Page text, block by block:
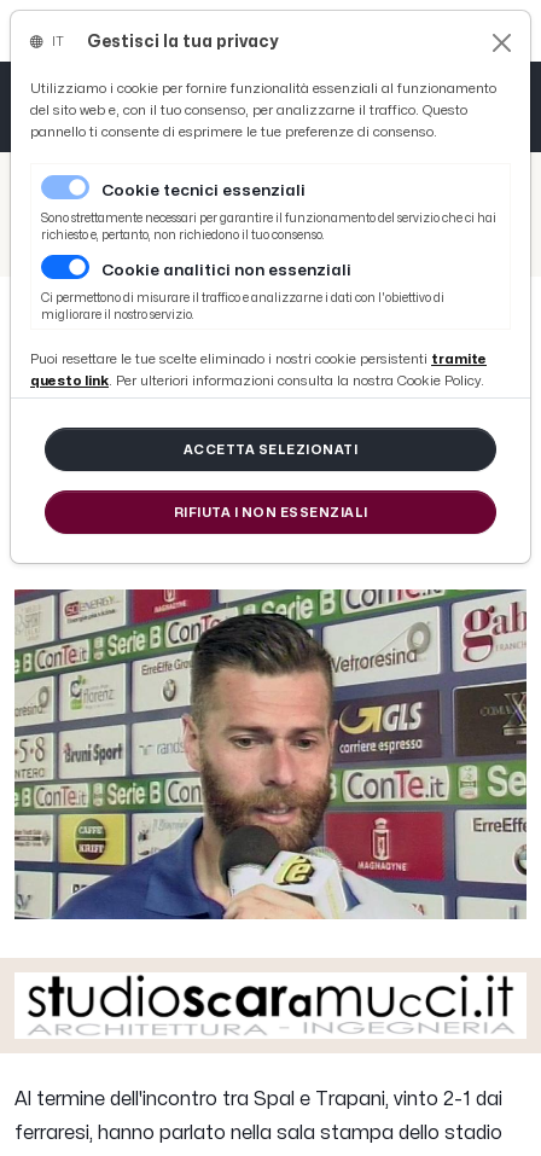
/ Picenotime
/ Serie B
/ Spal-Trapani 2-1, le voci di Semplici e Antenucci post gara
Spal-Trapani 2-1, le voci di Semplici
e Antenucci post gara
martedì 18 aprile 2017
Al termine dell'incontro tra Spal e Trapani, vinto 2-1 dai
ferraresi, hanno parlato nella sala stampa dello stadio
Gestisci la tua privacy
Utilizziamo i cookie per fornire funzionalità essenziali al funzionamento
del sito web e, con il tuo consenso, per analizzarne il traffico. Questo
pannello ti consente di esprimere le tue preferenze di consenso.
Cookie tecnici essenziali
Sono strettamente necessari per garantire il funzionamento del servizio che ci hai
richiesto e, pertanto, non richiedono il tuo consenso.
Cookie analitici non essenziali
Ci permettono di misurare il traffico e analizzarne i dati con l'obiettivo di
migliorare il nostro servizio.
Puoi resettare le tue scelte eliminado i nostri cookie persistenti tramite
questo link. Per ulteriori informazioni consulta la nostra Cookie Policy.
ACCETTA SELEZIONATI
RIFIUTA I NON ESSENZIALI
Tutto News
Tutto Sport
Basket
Ciclismo
Tutto Curiosità